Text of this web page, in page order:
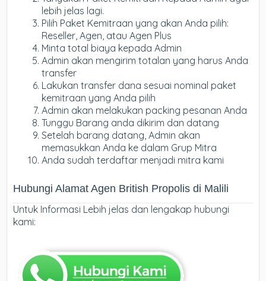
lebih jelas lagi.
Pilih Paket Kemitraan yang akan Anda pilih:
Reseller, Agen, atau Agen Plus
Minta total biaya kepada Admin
Admin akan mengirim totalan yang harus Anda
transfer
Lakukan transfer dana sesuai nominal paket
kemitraan yang Anda pilih
Admin akan melakukan packing pesanan Anda
Tunggu Barang anda dikirim dan datang
Setelah barang datang, Admin akan
memasukkan Anda ke dalam Grup Mitra
Anda sudah terdaftar menjadi mitra kami
Hubungi Alamat Agen British Propolis di Malili
Untuk Informasi Lebih jelas dan lengakap hubungi
kami: